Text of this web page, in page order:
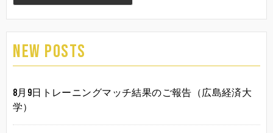
NEW POSTS
8月9日トレーニングマッチ結果のご報告（広島経済大
学）